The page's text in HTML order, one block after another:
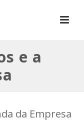
e a